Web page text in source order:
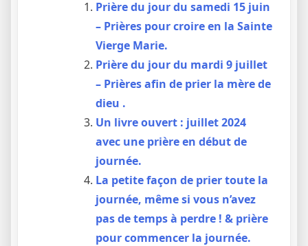
Prière du jour du samedi 15 juin
– Prières pour croire en la Sainte
Vierge Marie.
Prière du jour du mardi 9 juillet
– Prières afin de prier la mère de
dieu .
Un livre ouvert : juillet 2024
avec une prière en début de
journée.
La petite façon de prier toute la
journée, même si vous n’avez
pas de temps à perdre ! & prière
pour commencer la journée.